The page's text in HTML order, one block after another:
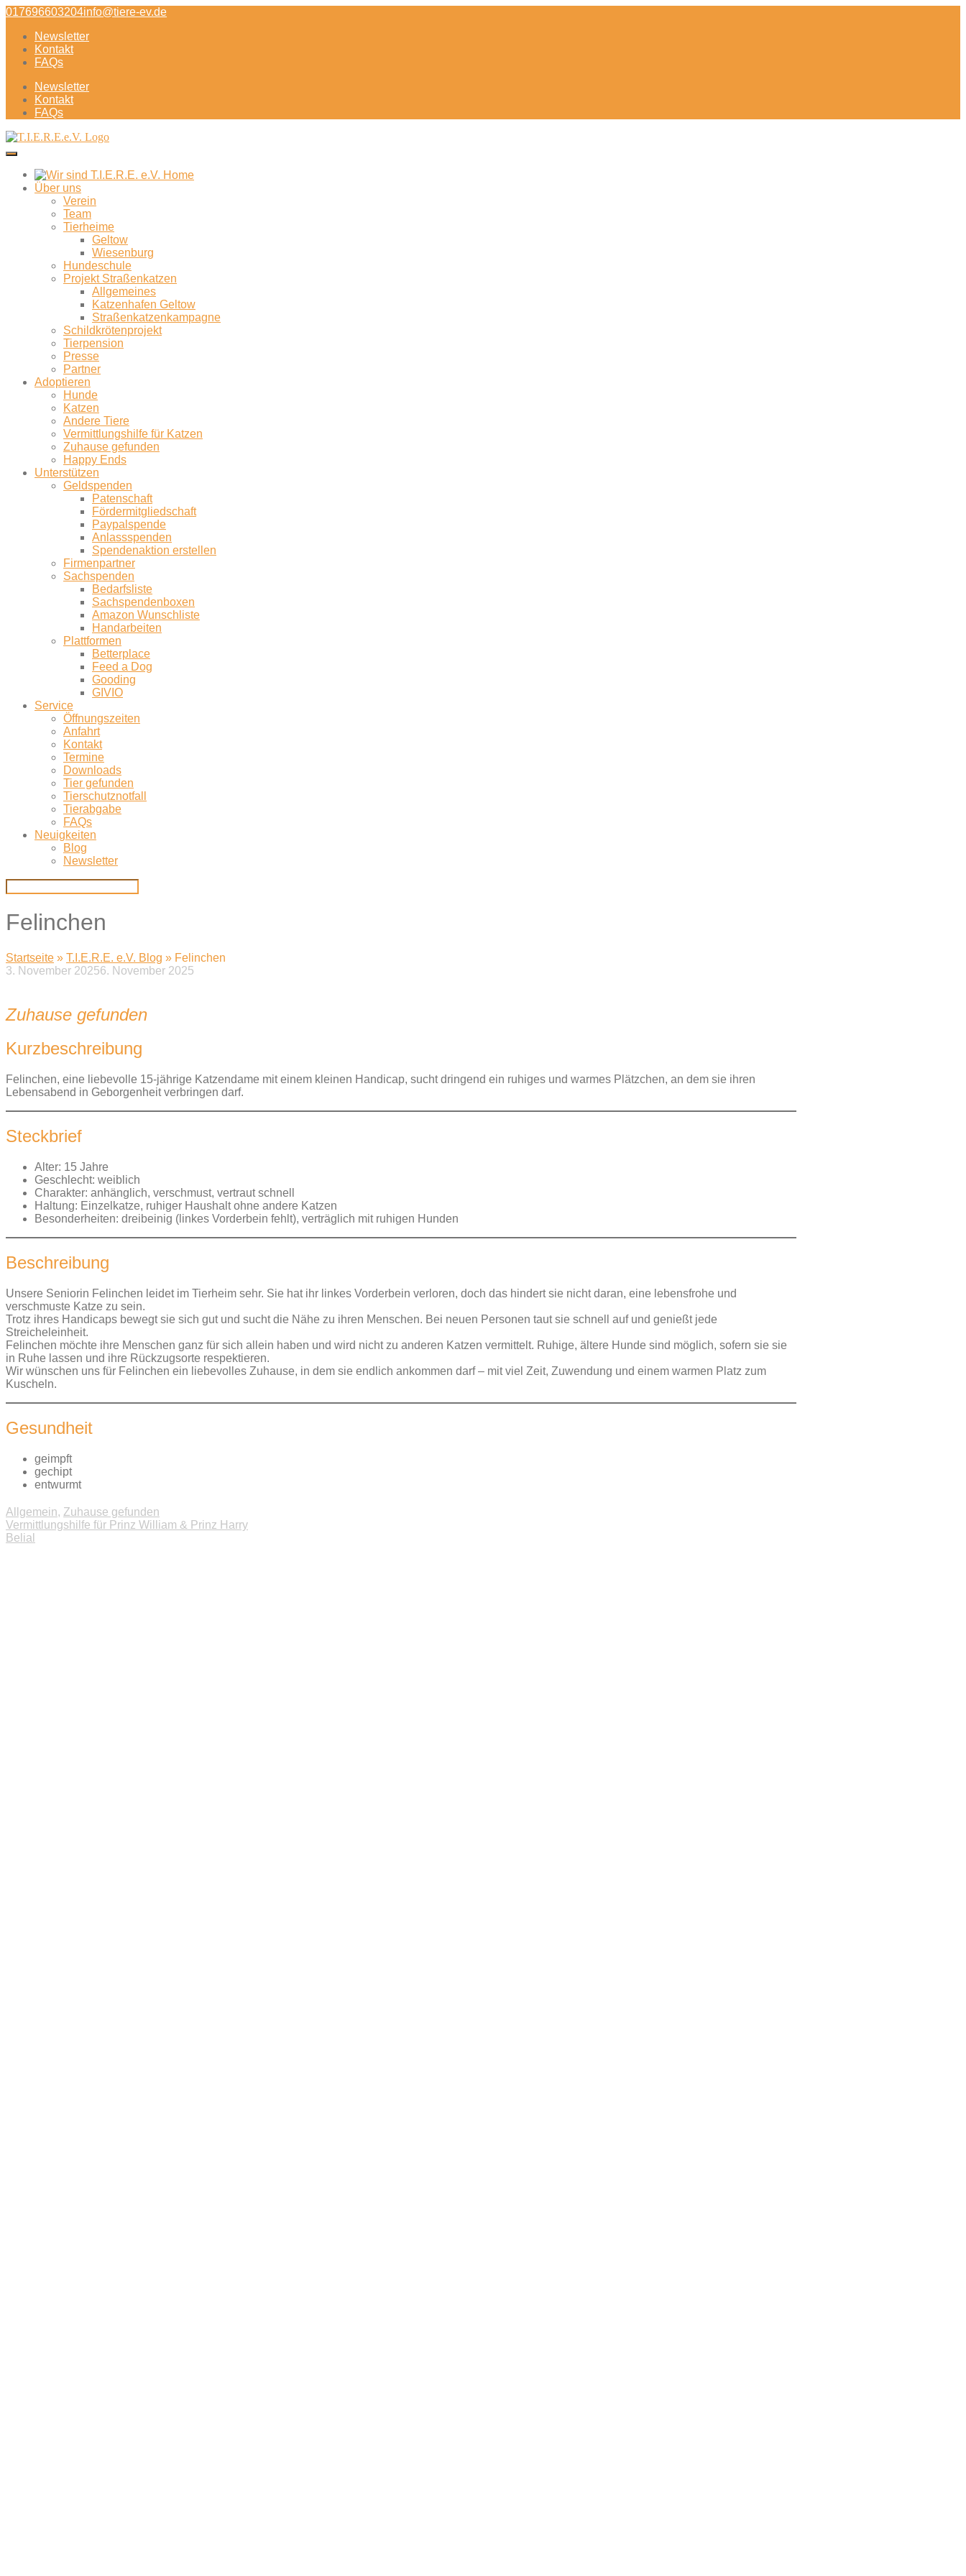
Direkt
Inhalt
017696603204info@tiere-ev.de
Newsletter
Kontakt
FAQs
Newsletter
Kontakt
FAQs
Über uns
Verein
Team
Tierheime
Geltow
Wiesenburg
Hundeschule
Projekt Straßenkatzen
Allgemeines
Katzenhafen Geltow
Straßenkatzenkampagne
Schildkrötenprojekt
Tierpension
Presse
Partner
Adoptieren
Hunde
Katzen
Andere Tiere
Vermittlungshilfe für Katzen
Zuhause gefunden
Happy Ends
Unterstützen
Geldspenden
Patenschaft
Fördermitgliedschaft
Paypalspende
Anlassspenden
Spendenaktion erstellen
Firmenpartner
Sachspenden
Bedarfsliste
Sachspendenboxen
Amazon Wunschliste
Handarbeiten
Plattformen
Betterplace
Feed a Dog
Gooding
GIVIO
Service
Öffnungszeiten
Anfahrt
Kontakt
Termine
Downloads
Tier gefunden
Tierschutznotfall
Tierabgabe
FAQs
Neuigkeiten
Blog
Newsletter
Felinchen
Startseite » T.I.E.R.E. e.V. Blog » Felinchen
3. November 20256. November 2025
Zuhause gefunden
Kurzbeschreibung
Felinchen, eine liebevolle 15-jährige Katzendame mit einem kleinen Handicap, sucht dringend ein ruhiges und warmes Plätzchen, an dem sie ihren
Lebensabend in Geborgenheit verbringen darf.
Steckbrief
Alter: 15 Jahre
Geschlecht: weiblich
Charakter: anhänglich, verschmust, vertraut schnell
Haltung: Einzelkatze, ruhiger Haushalt ohne andere Katzen
Besonderheiten: dreibeinig (linkes Vorderbein fehlt), verträglich mit ruhigen Hunden
Beschreibung
Unsere Seniorin Felinchen leidet im Tierheim sehr. Sie hat ihr linkes Vorderbein verloren, doch das hindert sie nicht daran, eine lebensfrohe und
verschmuste Katze zu sein.
Trotz ihres Handicaps bewegt sie sich gut und sucht die Nähe zu ihren Menschen. Bei neuen Personen taut sie schnell auf und genießt jede
Streicheleinheit.
Felinchen möchte ihre Menschen ganz für sich allein haben und wird nicht zu anderen Katzen vermittelt. Ruhige, ältere Hunde sind möglich, sofern sie sie
in Ruhe lassen und ihre Rückzugsorte respektieren.
Wir wünschen uns für Felinchen ein liebevolles Zuhause, in dem sie endlich ankommen darf – mit viel Zeit, Zuwendung und einem warmen Platz zum
Kuscheln.
Gesundheit
geimpft
gechipt
entwurmt
Allgemein, Zuhause gefunden
Beitragsnavigation
Vermittlungshilfe für Prinz William & Prinz Harry
Belial